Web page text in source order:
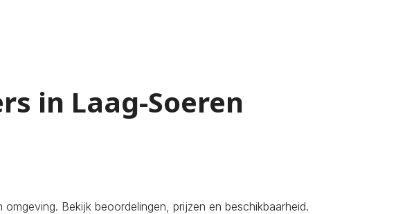
in Laag-Soeren
omgeving. Bekijk beoordelingen, prijzen en beschikbaarheid.